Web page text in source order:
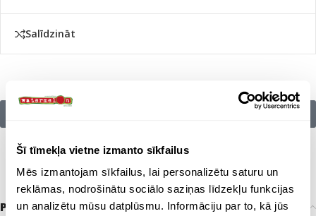
Šī tīmekļa vietne izmanto sīkfailus
Mēs izmantojam sīkfailus, lai personalizētu saturu un
reklāmas, nodrošinātu sociālo saziņas līdzekļu funkcijas
un analizētu mūsu datplūsmu. Informāciju par to, kā jūs
Salīdzināt
Papildu informācija